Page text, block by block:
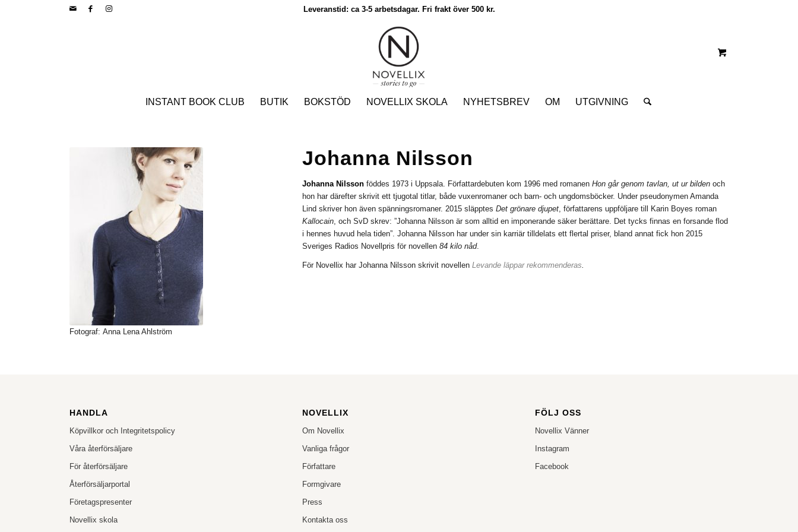
Leveranstid: ca 3-5 arbetsdagar. Fri frakt över 500 kr.
INSTANT BOOK CLUB BUTIK BOKSTÖD NOVELLIX SKOLA NYHETSBREV OM UTGIVNING
Fotograf: Anna Lena Ahlström
Johanna Nilsson
Johanna Nilsson föddes 1973 i Uppsala. Författardebuten kom 1996 med romanenHon går genom tavlan, ut ur bilden och
hon har därefter skrivit ett tjugotal titlar, både vuxenromaner och barn- och ungdomsböcker. Under pseudonymen Amanda
Lind skriver hon även spänningsromaner. 2015 släpptesDet grönare djupet, författarens uppföljare till Karin Boyes roman
Kallocain, och SvD skrev: ”Johanna Nilsson är som alltid en imponerande säker berättare. Det tycks finnas en forsande flod
i hennes huvud hela tiden”. Johanna Nilsson har under sin karriär tilldelats ett flertal priser, bland annat fick hon 2015
Sveriges Radios Novellpris för novellen84 kilo nåd.
För Novellix har Johanna Nilsson skrivit novellenLevande läppar rekommenderas.
HANDLA
Köpvillkor och Integritetspolicy
Våra återförsäljare
För återförsäljare
Återförsäljarportal
Företagspresenter
Novellix skola
NOVELLIX
Om Novellix
Vanliga frågor
Författare
Formgivare
Press
Kontakta oss
FÖLJ OSS
Novellix Vänner
Instagram
Facebook